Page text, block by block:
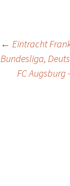
← Eintracht
Bundesliga,
FC Augsburg